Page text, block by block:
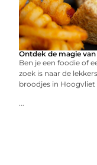
Ontdek de magie
Ben je een foodie of
zoek is naar de
broodjes in
...